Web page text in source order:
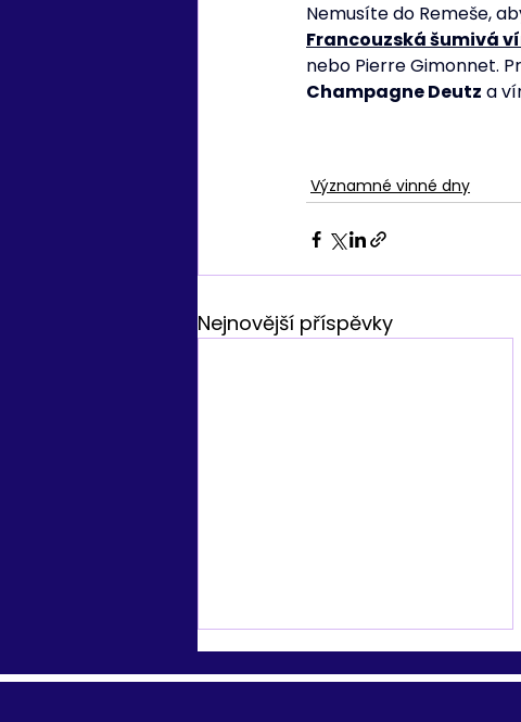
Nemusíte do Remeše,
Francouzská šumivá
nebo Pierre Gimonnet.
Champagne Deutz a
Významné vinné dny
Nejnovější příspěvky